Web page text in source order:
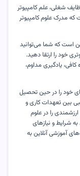
شغلی، علم کامپیوتر
که مدرک علوم کامپیوتر
است که شما می‌توانید
خود را ارتقا دهید.
کافی، یادگیری مداوم،
ای خود را در حین تحصیل
بین تعهدات کاری و
را در علوم
شرایط و نیازهای
آموزشی آنلاین به